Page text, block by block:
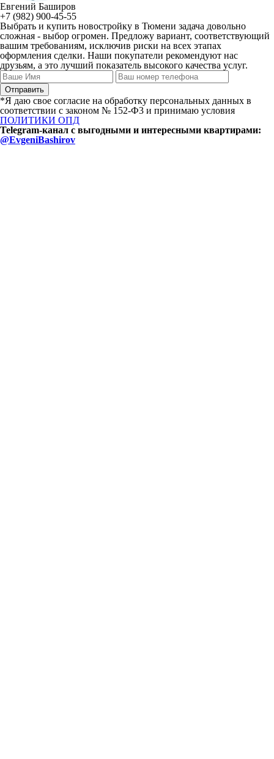
Евгений Баширов
+7 (982) 900-45-55
Выбрать и купить новостройку в Тюмени задача довольно
сложная - выбор огромен. Предложу вариант, соответствующий
вашим требованиям, исключив риски на всех этапах
оформления сделки. Наши покупатели рекомендуют нас
друзьям, а это лучший показатель высокого качества услуг.
*Я даю свое согласие на обработку персональных данных в
соответствии с законом № 152-Ф3 и принимаю условия
ПОЛИТИКИ ОПД
Telegram-канал с выгодными и интересными квартирами:
@EvgeniBashirov